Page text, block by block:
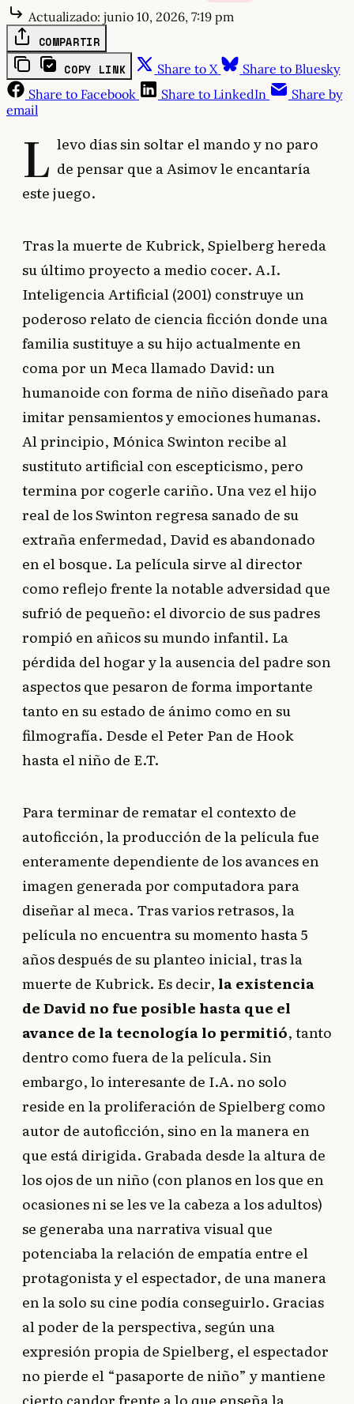
Actualizado: junio 10, 2026, 7:19 pm
COMPARTIR
COPY LINK
Share to X
Share to Bluesky
Share to Facebook
Share to LinkedIn
Share by
email
L levo días sin soltar el mando y no paro
de pensar que a Asimov le encantaría
este juego.
Tras la muerte de Kubrick, Spielberg hereda
su último proyecto a medio cocer. A.I.
Inteligencia Artificial (2001) construye un
poderoso relato de ciencia ficción donde una
familia sustituye a su hijo actualmente en
coma por un Meca llamado David: un
humanoide con forma de niño diseñado para
imitar pensamientos y emociones humanas.
Al principio, Mónica Swinton recibe al
sustituto artificial con escepticismo, pero
termina por cogerle cariño. Una vez el hijo
real de los Swinton regresa sanado de su
extraña enfermedad, David es abandonado
en el bosque. La película sirve al director
como reflejo frente la notable adversidad que
sufrió de pequeño: el divorcio de sus padres
rompió en añicos su mundo infantil. La
pérdida del hogar y la ausencia del padre son
aspectos que pesaron de forma importante
tanto en su estado de ánimo como en su
filmografía. Desde el Peter Pan de Hook
hasta el niño de E.T.
Para terminar de rematar el contexto de
autoficción, la producción de la película fue
enteramente dependiente de los avances en
imagen generada por computadora para
diseñar al meca. Tras varios retrasos, la
película no encuentra su momento hasta 5
años después de su planteo inicial, tras la
muerte de Kubrick. Es decir, la existencia
de David no fue posible hasta que el
avance de la tecnología lo permitió, tanto
dentro como fuera de la película. Sin
embargo, lo interesante de I.A. no solo
reside en la proliferación de Spielberg como
autor de autoficción, sino en la manera en
que está dirigida. Grabada desde la altura de
los ojos de un niño (con planos en los que en
ocasiones ni se les ve la cabeza a los adultos)
se generaba una narrativa visual que
potenciaba la relación de empatía entre el
protagonista y el espectador, de una manera
en la solo su cine podía conseguirlo. Gracias
al poder de la perspectiva, según una
expresión propia de Spielberg, el espectador
no pierde el “pasaporte de niño” y mantiene
cierto candor frente a lo que enseña la